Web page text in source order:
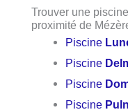
Trouver une
proximité de
Piscine
Piscine
Piscine
Piscine